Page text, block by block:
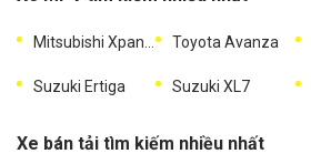
Toyota Avanza
Suzuki Ertiga Suzuki XL7
Xe bán tải tìm kiếm nhiều nhất